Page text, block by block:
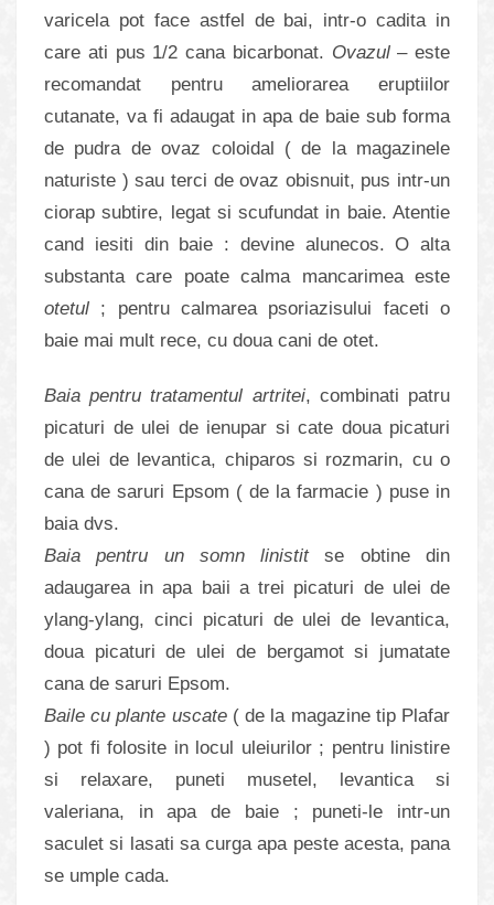
varicela pot face astfel de bai, intr-o cadita in
care ati pus 1/2 cana bicarbonat. Ovazul– este
recomandat pentru ameliorarea eruptiilor
cutanate, va fi adaugat in apa de baie sub forma
de pudra de ovaz coloidal ( de la magazinele
naturiste ) sau terci de ovaz obisnuit, pus intr-un
ciorap subtire, legat si scufundat in baie. Atentie
cand iesiti din baie : devine alunecos. O alta
substanta care poate calma mancarimea este
otetul ; pentru calmarea psoriazisului faceti o
baie mai mult rece, cu doua cani de otet.
Baia pentru tratamentul artritei, combinati patru
picaturi de ulei de ienupar si cate doua picaturi
de ulei de levantica, chiparos si rozmarin, cu o
cana de saruri Epsom ( de la farmacie ) puse in
baia dvs.
Baia pentru un somn linistitse obtine din
adaugarea in apa baii a trei picaturi de ulei de
ylang-ylang, cinci picaturi de ulei de levantica,
doua picaturi de ulei de bergamot si jumatate
cana de saruri Epsom.
Baile cu plante uscate( de la magazine tip Plafar
) pot fi folosite in locul uleiurilor ; pentru linistire
si relaxare, puneti musetel, levantica si
valeriana, in apa de baie ; puneti-le intr-un
saculet si lasati sa curga apa peste acesta, pana
se umple cada.